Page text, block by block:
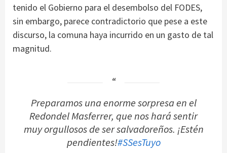
tenido el Gobierno para el desembolso del FODES,
sin embargo, parece contradictorio que pese a este
discurso, la comuna haya incurrido en un gasto de tal
magnitud.
Preparamos una enorme sorpresa en el
Redondel Masferrer, que nos hará sentir
muy orgullosos de ser salvadoreños. ¡Estén
pendientes!#SSesTuyo